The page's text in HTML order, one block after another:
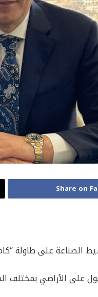
Share on
الصناعة على طاولة
على الأراضي بمختلف